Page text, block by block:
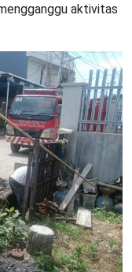
aktivitas